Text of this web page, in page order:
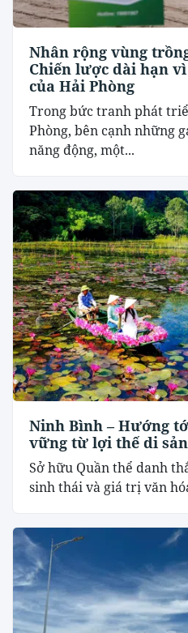
Nhân rộng vùng
Chiến lược dài hạn
của Hải Phòng
Trong bức tranh phát
Phòng, bên cạnh những
năng động, một...
Ninh Bình – Hướng
vững từ lợi thế di sản
Sở hữu Quần thể danh
sinh thái và giá trị văn